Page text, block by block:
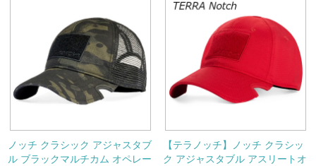
ノッチ クラシック アジャスタブ
ル ブラックマルチカム オペレー
【テラノッチ】ノッチ クラシッ
ク アジャスタブル アスリートオ